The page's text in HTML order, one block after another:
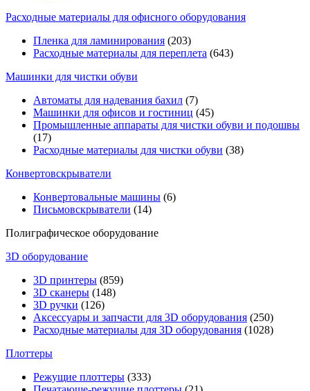
Расходные материалы для офисного оборудования
Пленка для ламинирования (203)
Расходные материалы для переплета (643)
Машинки для чистки обуви
Автоматы для надевания бахил (7)
Машинки для офисов и гостиниц (45)
Промышленные аппараты для чистки обуви и подошвы
(17)
Расходные материалы для чистки обуви (38)
Конвертовскрыватели
Конвертовальные машины (6)
Письмовскрыватели (14)
Полиграфическое оборудование
3D оборудование
3D принтеры (859)
3D сканеры (148)
3D ручки (126)
Аксессуары и запчасти для 3D оборудования (250)
Расходные материалы для 3D оборудования (1028)
Плоттеры
Режущие плоттеры (333)